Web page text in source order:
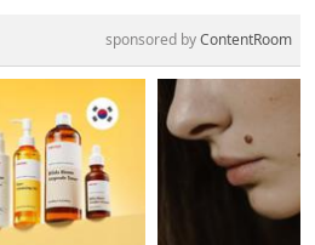
sponsored byContentRoom